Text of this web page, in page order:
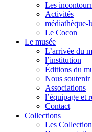
Les
Activités
médiathèque-
Le Cocon
Le musée
L’arrivée du
l’institution
Éditions du
Nous soutenir
Associations
l’équipage et
Contact
Collections
Les